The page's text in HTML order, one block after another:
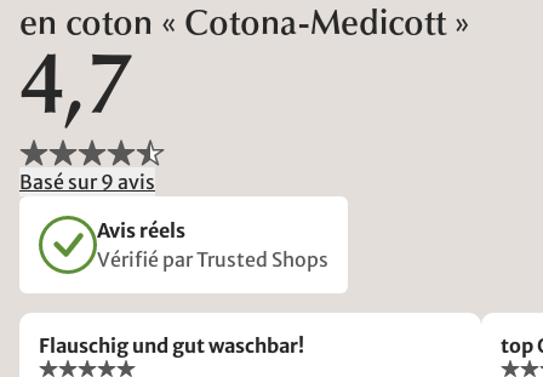
en coton « Cotona-Medicott »
4,7
Basé sur 9 avis
Avis réels
Vérifié par Trusted Shops
Flauschig und gut waschbar! top